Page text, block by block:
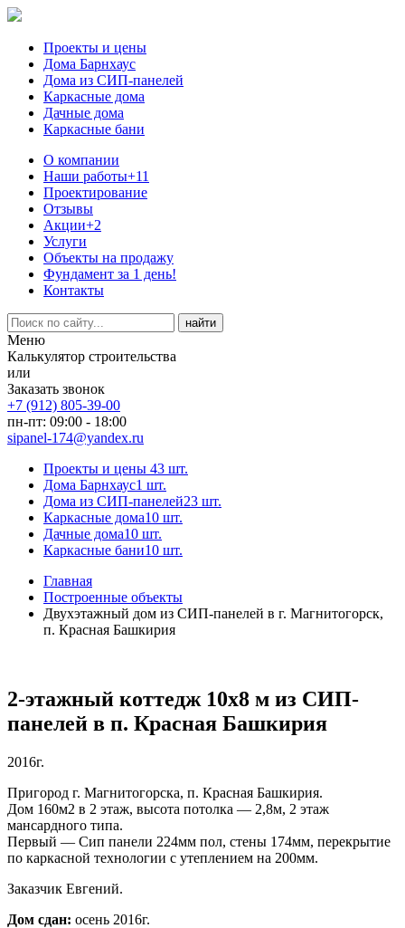
Проекты и цены
Дома Барнхаус
Дома из СИП-панелей
Каркасные дома
Дачные дома
Каркасные бани
О компании
Наши работы+11
Проектирование
Отзывы
Акции+2
Услуги
Объекты на продажу
Фундамент за 1 день!
Контакты
Меню
Калькулятор строительства
или
Заказать звонок
+7 (912) 805-39-00
пн-пт: 09:00 - 18:00
sipanel-174@yandex.ru
Проекты и цены 43 шт.
Дома Барнхаус1 шт.
Дома из СИП-панелей23 шт.
Каркасные дома10 шт.
Дачные дома10 шт.
Каркасные бани10 шт.
Главная
Построенные объекты
Двухэтажный дом из СИП-панелей в г. Магнитогорск,
п. Красная Башкирия
2-этажный коттедж 10х8 м из СИП-
панелей в п. Красная Башкирия
2016г.
Пригород г. Магнитогорска, п. Красная Башкирия.
Дом 160м2 в 2 этаж, высота потолка — 2,8м, 2 этаж
мансардного типа.
Первый — Сип панели 224мм пол, стены 174мм, перекрытие
по каркасной технологии с утеплением на 200мм.
Заказчик Евгений.
Дом сдан: осень 2016г.